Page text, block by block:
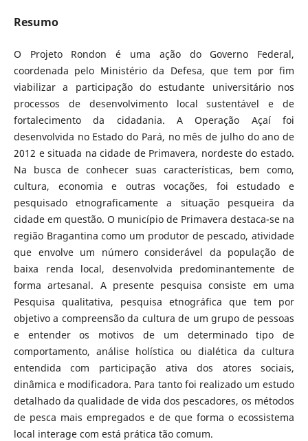
Resumo
O Projeto Rondon é uma ação do Governo Federal,
coordenada pelo Ministério da Defesa, que tem por fim
viabilizar a participação do estudante universitário nos
processos de desenvolvimento local sustentável e de
fortalecimento da cidadania. A Operação Açaí foi
desenvolvida no Estado do Pará, no mês de julho do ano de
2012 e situada na cidade de Primavera, nordeste do estado.
Na busca de conhecer suas características, bem como,
cultura, economia e outras vocações, foi estudado e
pesquisado etnograficamente a situação pesqueira da
cidade em questão. O município de Primavera destaca-se na
região Bragantina como um produtor de pescado, atividade
que envolve um número considerável da população de
baixa renda local, desenvolvida predominantemente de
forma artesanal. A presente pesquisa consiste em uma
Pesquisa qualitativa, pesquisa etnográfica que tem por
objetivo a compreensão da cultura de um grupo de pessoas
e entender os motivos de um determinado tipo de
comportamento, análise holística ou dialética da cultura
entendida com participação ativa dos atores sociais,
dinâmica e modificadora. Para tanto foi realizado um estudo
detalhado da qualidade de vida dos pescadores, os métodos
de pesca mais empregados e de que forma o ecossistema
local interage com está prática tão comum.